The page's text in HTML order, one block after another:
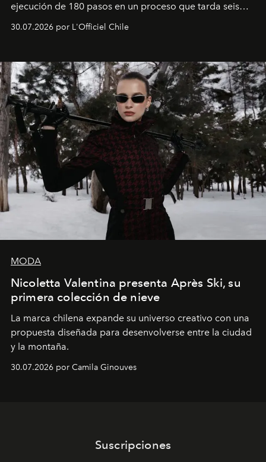
ejecución de 180 pasos en un proceso que tarda seis
semanas. Los expertos ponen en práctica una técnica
que se enseña solamente en la escuela de formación de
30.07.2026 por L'Officiel Chile
MODA
Nicoletta Valentina presenta Après Ski, su
primera colección de nieve
La marca chilena expande su universo creativo con una
propuesta diseñada para desenvolverse entre la ciudad
y la montaña.
30.07.2026 por Camila Ginouves
Suscripciones